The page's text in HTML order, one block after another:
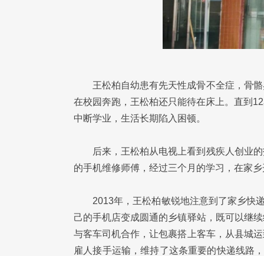
王松柏自幼患有先天性成骨不全症，骨
在校园奔跑，王松柏还只能待在床上。直到
中断学业，生活长期陷入困顿。
后来，王松柏从电视上看到残疾人创业
的手机维修师傅，经过三个月的学习，在家
2013年，王松柏敏锐地注意到了家乡快
己的手机店变成圆通的乡镇驿站，既可以继
与客车司机合作，让包裹搭上客车，从县城
雇人接手运输，维持了这条重要的快递线路